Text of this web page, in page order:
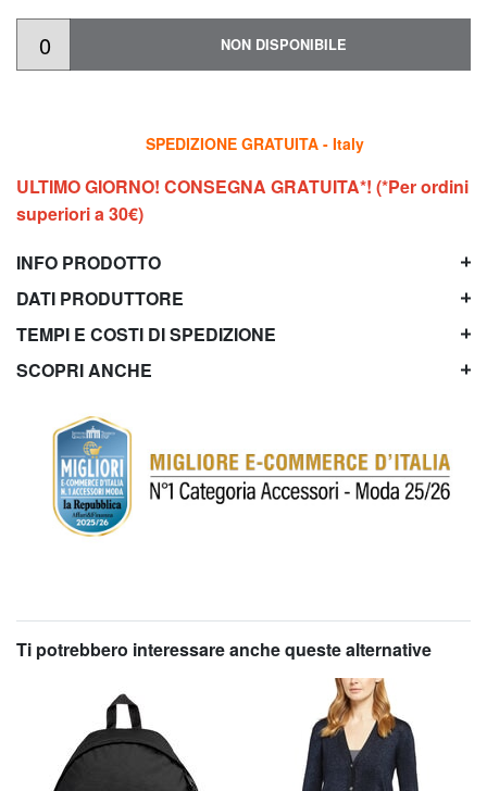
NON DISPONIBILE
SPEDIZIONE GRATUITA - Italy
ULTIMO GIORNO! CONSEGNA GRATUITA*! (*Per ordini
superiori a 30€)
INFO PRODOTTO
DATI PRODUTTORE
TEMPI E COSTI DI SPEDIZIONE
SCOPRI ANCHE
Ti potrebbero interessare anche queste alternative